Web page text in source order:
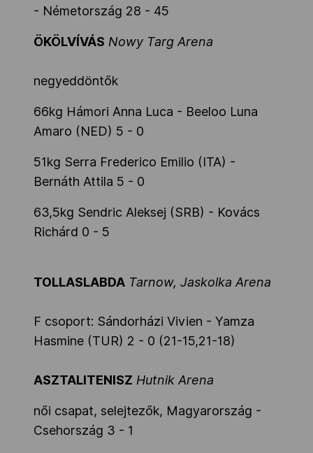
- Németország 28 - 45
ÖKÖLVÍVÁS Nowy Targ Arena
negyeddöntők
66kg Hámori Anna Luca - Beeloo Luna
Amaro (NED) 5 - 0
51kg Serra Frederico Emilio (ITA) -
Bernáth Attila 5 - 0
63,5kg Sendric Aleksej (SRB) - Kovács
Richárd 0 - 5
TOLLASLABDA Tarnow, Jaskolka Arena
F csoport: Sándorházi Vivien - Yamza
Hasmine (TUR) 2 - 0 (21-15,21-18)
ASZTALITENISZ Hutnik Arena
női csapat, selejtezők, Magyarország -
Csehország 3 - 1